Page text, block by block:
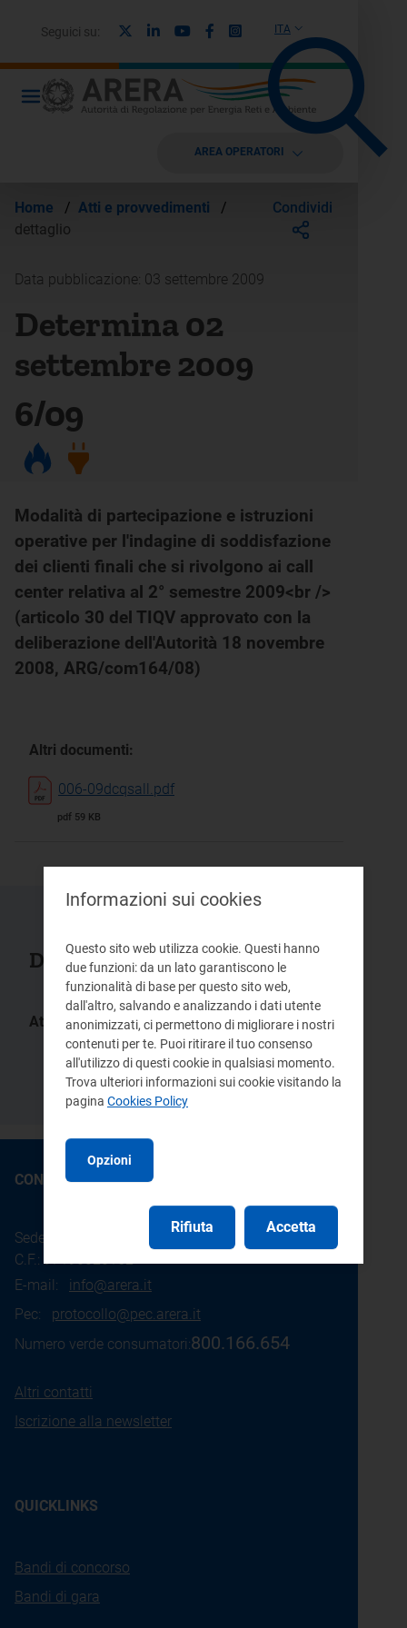
ITA
Seguici su: LinkedinYoutubeFacebook
Instagram
AREA OPERATORI
Home / Atti e provvedimenti
/
dettaglio
Condividi
Data pubblicazione: 03 settembre 2009
Determina 02
settembre 2009
6/09
Modalità di partecipazione e istruzioni
operative per l'indagine di soddisfazione
dei clienti finali che si rivolgono ai call
center relativa al 2° semestre 2009<br />
(articolo 30 del TIQV approvato con la
deliberazione dell'Autorità 18 novembre
2008, ARG/com164/08)
Altri documenti:
006-09dcqsall.pdf
pdf 59 KB
Documenti collegati
Atti:
2/2015 -
DCCA
1/10
2/09
40/08 -
DCQS
CONTATTI
Sede legale: Piazza Cavour 5 - 20121 - Milano
C.F.: 97190020152
E-mail: info@arera.it
Pec: protocollo@pec.arera.it
Numero verde consumatori:800.166.654
Altri contatti
Iscrizione alla newsletter
QUICKLINKS
Bandi di concorso
Bandi di gara
Informazioni sui cookies
Questo sito web utilizza cookie. Questi hanno
due funzioni: da un lato garantiscono le
funzionalità di base per questo sito web,
dall'altro, salvando e analizzando i dati utente
anonimizzati, ci permettono di migliorare i nostri
contenuti per te. Puoi ritirare il tuo consenso
all'utilizzo di questi cookie in qualsiasi momento.
Trova ulteriori informazioni sui cookie visitando la
pagina Cookies Policy
Opzioni
Rifiuta Accetta